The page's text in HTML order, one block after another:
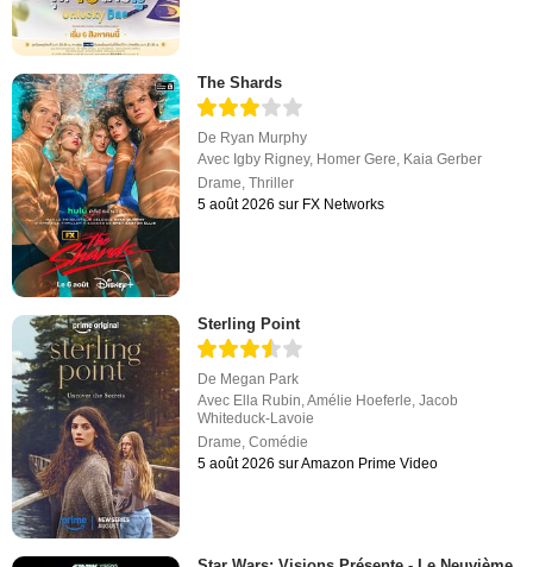
The Shards
De Ryan Murphy
Avec Igby Rigney, Homer Gere Kaia Gerber
Drame ,Thriller
5 août 2026 sur FX Networks
Sterling Point
De Megan Park
Avec Ella Rubin,Amélie Hoeferle,Jacob
Whiteduck-Lavoie
Drame,Comédie
5 août 2026 sur Amazon Prime Video